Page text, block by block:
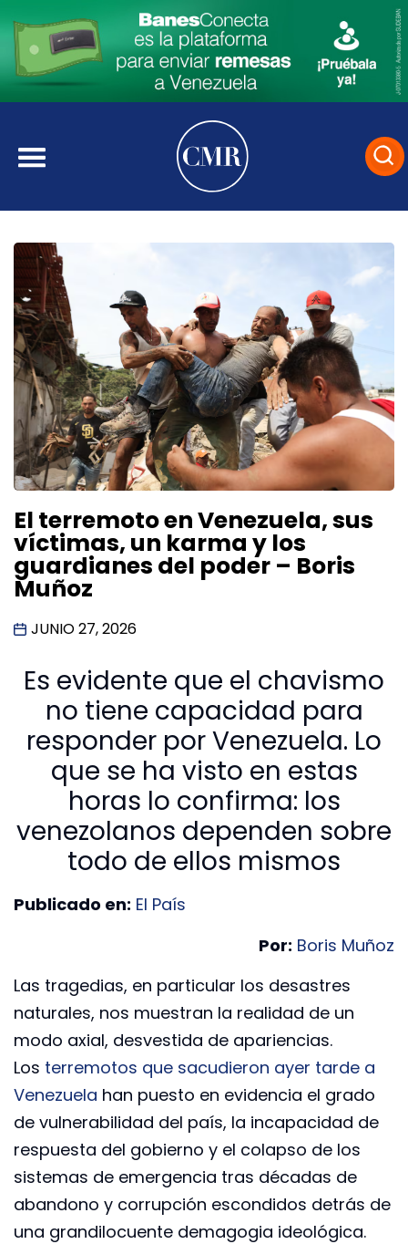
El terremoto en Venezuela, sus
víctimas, un karma y los
guardianes del poder – Boris
Muñoz
JUNIO 27, 2026
Es evidente que el chavismo
no tiene capacidad para
responder por Venezuela. Lo
que se ha visto en estas
horas lo confirma: los
venezolanos dependen sobre
todo de ellos mismos
Publicado en: El País
Por: Boris Muñoz
Las tragedias, en particular los desastres
naturales, nos muestran la realidad de un
modo axial, desvestida de apariencias.
Los terremotos que sacudieron ayer tarde a
Venezuela han puesto en evidencia el grado
de vulnerabilidad del país, la incapacidad de
respuesta del gobierno y el colapso de los
sistemas de emergencia tras décadas de
abandono y corrupción escondidos detrás de
una grandilocuente demagogia ideológica.